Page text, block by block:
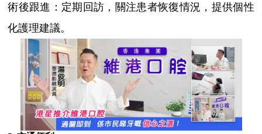
術後跟進：定期回訪，關注患者恢復情況，提供個性
化護理建議。